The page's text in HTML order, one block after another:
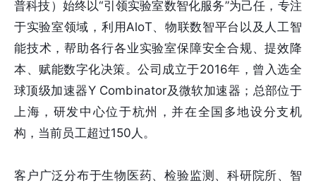
普科技）始终以“引领实验室数智化服务”为己任，专注
于实验室领域，利用AloT、物联数智平台以及人工智
能技术，帮助各行各业实验室保障安全合规、提效降
本、赋能数字化决策。公司成立于2016年，曾入选全
球顶级加速器Y Combinator及微软加速器；总部位于
上海，研发中心位于杭州，并在全国多地设分支机
构，当前员工超过150人。
客户广泛分布于生物医药、检验监测、科研院所、智